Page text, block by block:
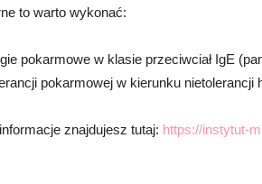
to warto wykonać:
pokarmowe w klasie przeciwciał IgE
pokarmowej w kierunku nietolerancji
znajdujesz tutaj: https://instytut-